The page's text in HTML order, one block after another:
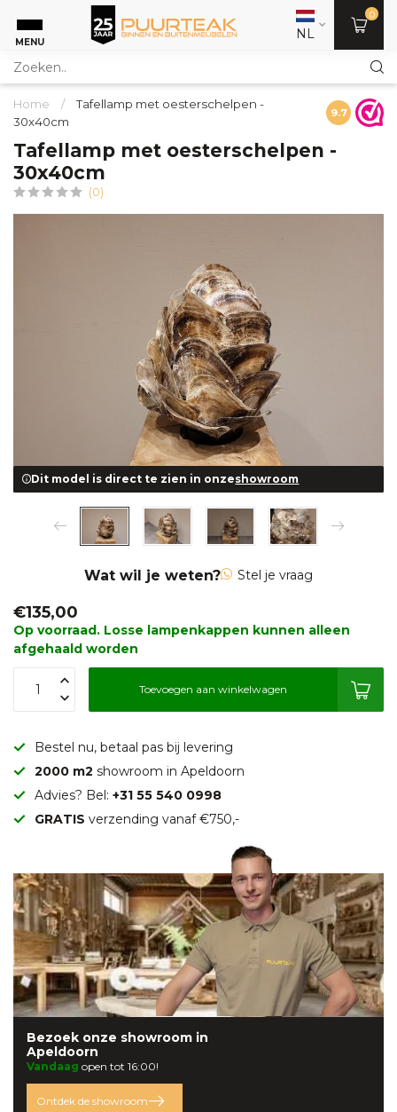
MENU NL
0
Home /
Tafellamp met oesterschelpen -
30x40cm
9.7
Tafellamp met oesterschelpen -
30x40cm
(0)
Dit model is direct te zien in onzeshowroom
Wat wil je weten? Stel je vraag
€135,00
Op voorraad. Losse lampenkappen kunnen alleen
afgehaald worden
Toevoegen aan winkelwagen
Bestel nu, betaal pas bij levering
2000 m2 showroom in Apeldoorn
Advies? Bel: +31 55 540 0998
GRATIS verzending vanaf €750,-
Bezoek onze showroom in
Apeldoorn
Vandaag open tot 16:00!
Ontdek de showroom